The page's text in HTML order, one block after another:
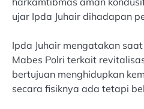
ujar Ipda Juhair dihadapan
Ipda Juhair mengatakan
Mabes Polri terkait
bertujuan menghidupkan
secara fisiknya ada tetapi